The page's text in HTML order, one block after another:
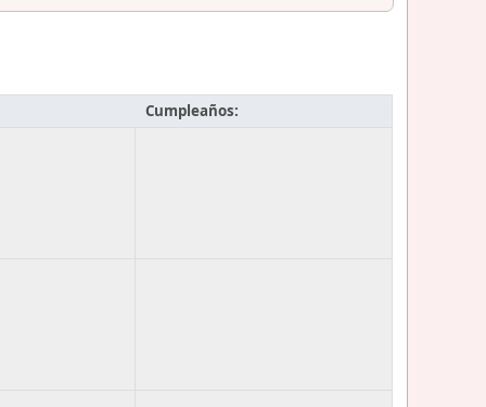
Cumpleaños: